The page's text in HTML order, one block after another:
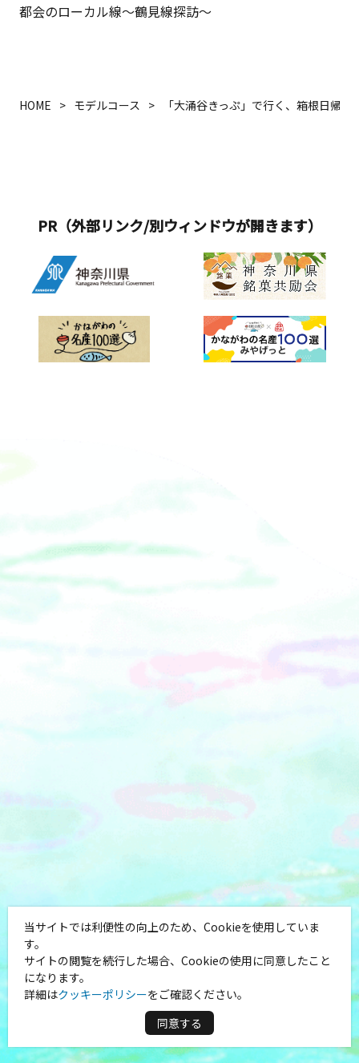
都会のローカル線～鶴見線探訪～
HOME モデルコース 「大涌谷きっぷ」で行く、箱根日帰り
PR（外部リンク/別ウィンドウが開きます）
当サイトでは利便性の向上のため、Cookieを使用していま
す。
サイトの閲覧を続行した場合、Cookieの使用に同意したこと
になります。
詳細はクッキーポリシーをご確認ください。
同意する